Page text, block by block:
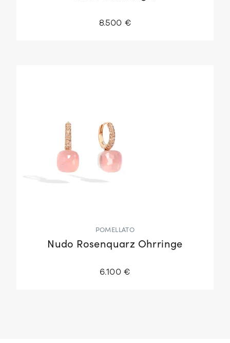
8.500 €
POMELLATO
Nudo Rosenquarz Ohrringe
6.100 €